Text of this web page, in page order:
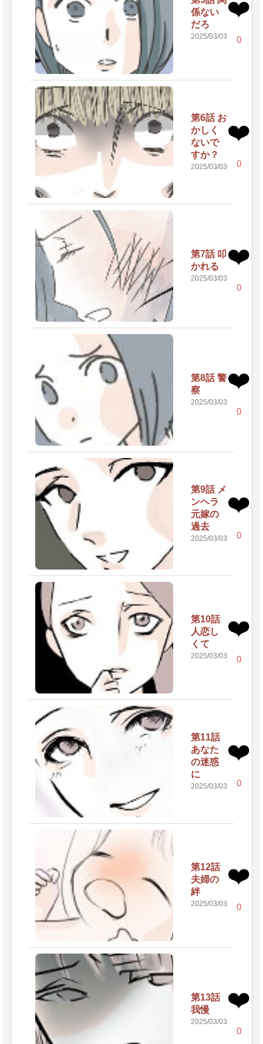
係ない
だろ
2025/03/03
❤️
0
第6話 お
かしく
ないで
すか？
2025/03/03
❤️
0
第7話 叩
かれる
2025/03/03
❤️
0
第8話 警
察
2025/03/03
❤️
0
第9話 メ
ンヘラ
元嫁の
過去
2025/03/03
❤️
0
第10話
人恋し
くて
2025/03/03
❤️
0
第11話
あなた
の迷惑
に
2025/03/03
❤️
0
第12話
夫婦の
絆
2025/03/03
❤️
0
第13話
我慢
2025/03/03
❤️
0